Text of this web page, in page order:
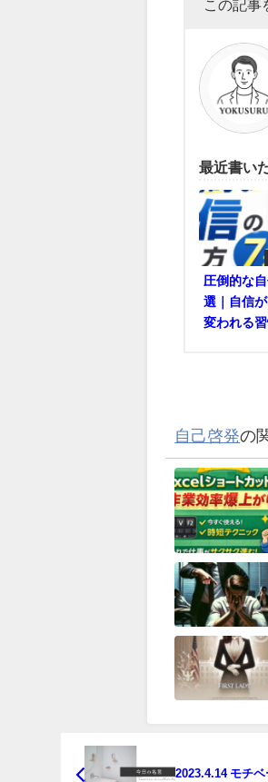
この記事
最近書い
圧倒的な
選｜自信
変われる
自己啓発の
2023.4.14 モチ